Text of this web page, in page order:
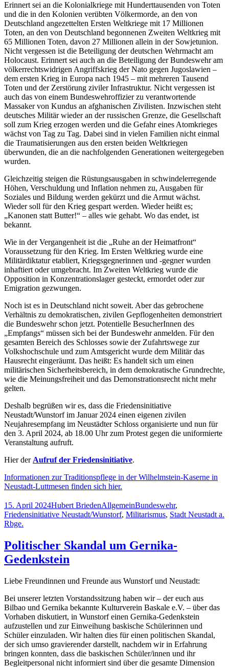
Erinnert sei an die Kolonialkriege mit Hunderttausenden von Toten
und die in den Kolonien verübten Völkermorde, an den von
Deutschland angezettelten Ersten Weltkriege mit 17 Millionen
Toten, an den von Deutschland begonnenen Zweiten Weltkrieg mit
65 Millionen Toten, davon 27 Millionen allein in der Sowjetunion.
Nicht vergessen ist die Beteiligung der deutschen Wehrmacht am
Holocaust. Erinnert sei auch an die Beteiligung der Bundeswehr am
völkerrechtswidrigen Angriffskrieg der Nato gegen Jugoslawien –
dem ersten Krieg in Europa nach 1945 – mit mehreren Tausend
Toten und der Zerstörung ziviler Infrastruktur. Nicht vergessen ist
auch das von einem Bundeswehroffizier zu verantwortende
Massaker von Kundus an afghanischen Zivilisten. Inzwischen steht
deutsches Militär wieder an der russischen Grenze, die Gesellschaft
soll zum Krieg erzogen werden und die Gefahr eines Atomkrieges
wächst von Tag zu Tag. Dabei sind in vielen Familien nicht einmal
die Traumatisierungen aus den ersten beiden Weltkriegen
überwunden, die an die nachfolgenden Generationen weitergegeben
wurden.
Gleichzeitig steigen die Rüstungsausgaben in schwindelerregende
Höhen, Verschuldung und Inflation nehmen zu, Ausgaben für
Soziales und Bildung werden gekürzt und die Armut wächst.
Wieder soll für den Krieg gespart werden. Wieder heißt es;
„Kanonen statt Butter!“ – alles wie gehabt. Wo das endet, ist
bekannt.
Wie in der Vergangenheit ist die „Ruhe an der Heimatfront“
Voraussetzung für den Krieg. Im Ersten Weltkrieg wurde eine
Militärdiktatur etabliert, Kriegsgegnerinnen und -gegner wurden
inhaftiert oder umgebracht. Im Zweiten Weltkrieg wurde die
Opposition in Konzentrationslager gesteckt, ermordet oder zur
Emigration gezwungen.
Noch ist es in Deutschland nicht soweit. Aber das gebrochene
Verhältnis zu demokratischen, zivilen Gepflogenheiten demonstriert
die Bundeswehr schon jetzt. Potentielle BesucherInnen des
„Empfangs“ müssen sich bei der Bundeswehr anmelden. Für den
gesamten Bereich des Schlosses sowie der Zufahrtswege zur
Volkshochschule und zum Amtsgericht wurde dem Militär das
Hausrecht eingeräumt. Das heißt: Es handelt sich um einen
militärischen Sicherheitsbereich, in dem demokratische Grundrechte,
wie die Meinungsfreiheit und das Demonstrationsrecht nicht mehr
gelten.
Deshalb begrüßen wir es, dass die Friedensinitiative
Neustadt/Wunstorf im Januar 2024 einen eigenen zivilen
Neujahresempfang im Neustädter Schloss organisierte und nun für
den 3. April 2024, ab 18.00 Uhr zum Protest gegen die uniformierte
Veranstaltung aufruft.
Hier der Aufruf der Friedensinitiative.
Informationen zur Traditionspflege in der Wilhelmstein-Kaserne in
Neustadt-Luttmesen finden sich hier.
Veröffentlicht
am
15. April 2024Autor
Hubert BriedenKategorien
AllgemeinSchlagwörter
Bundeswehr,
Friedensinitiative Neustadt/Wunstorf, Militarismus, Stadt Neustadt a.
Rbge.
Politischer Skandal um Gernika-
Gedenkstein
Liebe Freundinnen und Freunde aus Wunstorf und Neustadt:
Bei unserer letzten Vorstandssitzung haben wir – der euch aus
Bilbao und Gernika bekannte Kulturverein Baskale e.V. – über das
Vorhaben diskutiert, in Wunstorf einen Gernika-Gedenkstein
aufzustellen und zur Einweihung baskische Schülerinnen und
Schüler einzuladen. Wir halten dies für einen politischen Skandal,
der sich umso gravierender darstellt, nachdem wir in Erfahrung
bringen konnten, dass die baskischen Schüler/innen und ihr
Begleitpersonal nicht informiert sind über die gesamte Dimension